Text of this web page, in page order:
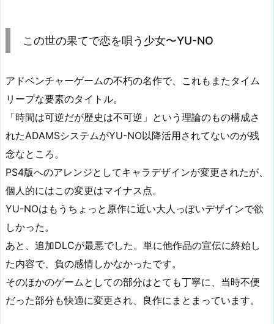
この世の果てで恋を唄う少女〜YU-NO
アドベンチャーゲームの不朽の名作で、これもまたタイム
リープな要素のタイトル。
「時間は可逆だが歴史は不可逆」という理論のもの構成さ
れたADAMSシステムがYU-NO以降活用されてないのが残
念なところ。
PS4版へのアレンジとしてキャラデザインが変更されたが、
個人的にはこの変更はマイナス点。
YU-NOはもうちょっと原作に近い大人っぽいデザインで欲
しかった。
あと、追加DLCが最悪でした。単に他作品の宣伝に終始し
た内容で、負の感情しかなかったです。
そのほかのゲームとしての部分はとても丁寧に、当時不便
だった部分も快適に変更され、良作にまとまっています。